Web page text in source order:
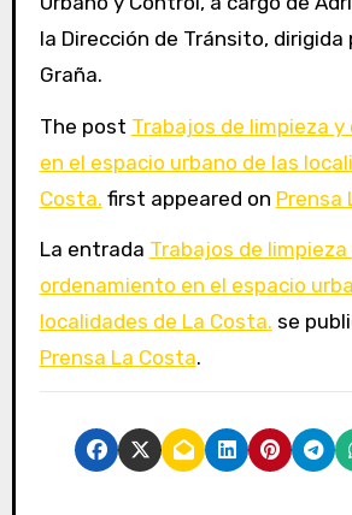
la Dirección de Tránsito, dirigida
Graña.
The post Trabajos de limpieza
en el espacio urbano de las
Costa. first appeared on Prensa
La entrada Trabajos de limpieza
ordenamiento en el espacio
localidades de La Costa. se
Prensa La Costa.